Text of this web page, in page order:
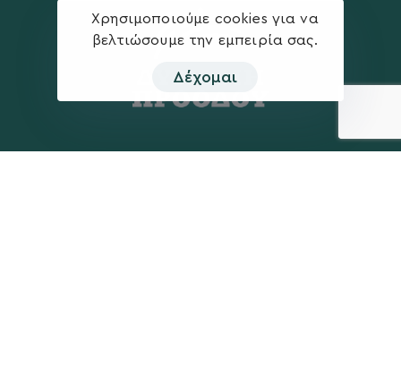
Χρησιμοποιούμε cookies για να
βελτιώσουμε την εμπειρία σας.
Δέχομαι